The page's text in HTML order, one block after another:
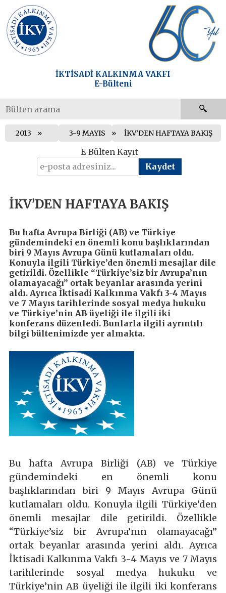
İKTİSADİ KALKINMA VAKFI
E-Bülteni
2013 3-9 MAYIS İKV’DEN HAFTAYA BAKIŞ
E-Bülten Kayıt
İKV’DEN HAFTAYA BAKIŞ
Bu hafta Avrupa Birliği (AB) ve Türkiye
gündemindeki en önemli konu başlıklarından
biri 9 Mayıs Avrupa Günü kutlamaları oldu.
Konuyla ilgili Türkiye’den önemli mesajlar dile
getirildi. Özellikle “Türkiye’siz bir Avrupa’nın
olamayacağı” ortak beyanlar arasında yerini
aldı. Ayrıca İktisadi Kalkınma Vakfı 3-4 Mayıs
ve 7 Mayıs tarihlerinde sosyal medya hukuku
ve Türkiye’nin AB üyeliği ile ilgili iki
konferans düzenledi. Bunlarla ilgili ayrıntılı
bilgi bültenimizde yer almakta.
Bu hafta Avrupa Birliği (AB) ve Türkiye
gündemindeki en önemli konu
başlıklarından biri 9 Mayıs Avrupa Günü
kutlamaları oldu. Konuyla ilgili Türkiye’den
önemli mesajlar dile getirildi. Özellikle
“Türkiye’siz bir Avrupa’nın olamayacağı”
ortak beyanlar arasında yerini aldı. Ayrıca
İktisadi Kalkınma Vakfı 3-4 Mayıs ve 7 Mayıs
tarihlerinde sosyal medya hukuku ve
Türkiye’nin AB üyeliği ile ilgili iki konferans